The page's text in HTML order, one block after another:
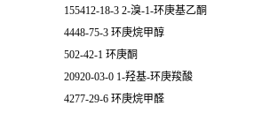
155412-18-3 2-溴-1-环庚基乙酮
4448-75-3 环庚烷甲醇
502-42-1 环庚酮
20920-03-0 1-羟基-环庚羧酸
4277-29-6 环庚烷甲醛